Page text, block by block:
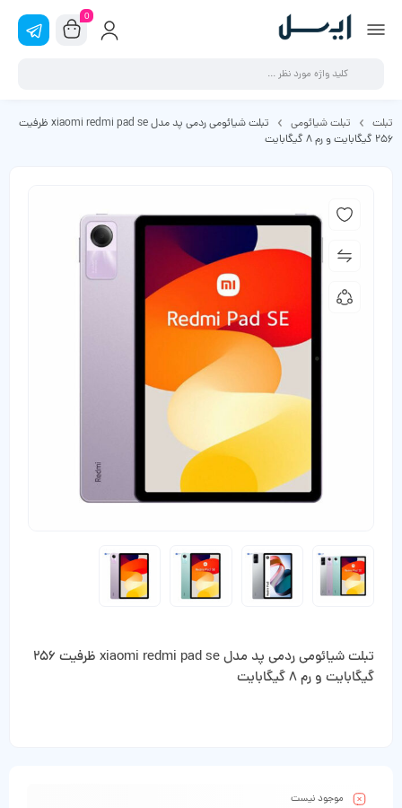
0
تبلت تبلت شیائومی
تبلت شیائومی ردمی پد مدل xiaomi redmi pad se ظرفیت
256 گیگابایت و رم 8 گیگابایت
تبلت شیائومی ردمی پد مدل xiaomi redmi pad se ظرفیت 256
گیگابایت و رم 8 گیگابایت
موجود نیست